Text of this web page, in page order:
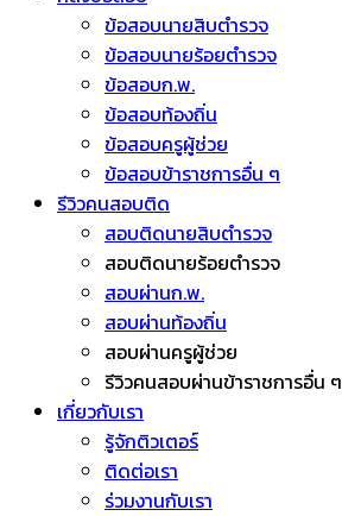
ข้อสอบนายสิบตำรวจ
ข้อสอบนายร้อยตำรวจ
ข้อสอบก.พ.
ข้อสอบท้องถิ่น
ข้อสอบครูผู้ช่วย
ข้อสอบข้าราชการอื่น ๆ
รีวิวคนสอบติด
สอบติดนายสิบตำรวจ
สอบติดนายร้อยตำรวจ
สอบผ่านก.พ.
สอบผ่านท้องถิ่น
สอบผ่านครูผู้ช่วย
รีวิวคนสอบผ่านข้าราชการอื่น ๆ
เกี่ยวกับเรา
รู้จักติวเตอร์
ติดต่อเรา
ร่วมงานกับเรา